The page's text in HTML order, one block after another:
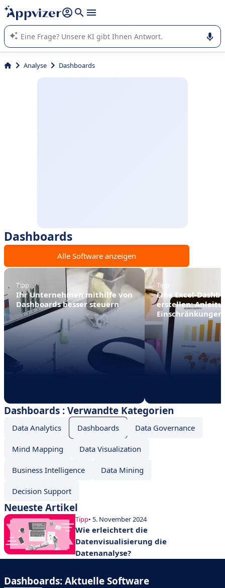
beantworten (mehrere Zeilen mit
Die KI von Appvizer führt Sie bei der Nutzung oder Auswahl
von SaaS-Software in Unternehmen.
Analyse Dashboards
Dashboards
Alle Software anzeigen
Tipp
Ihr Unternehmen mithilfe von
Dashboards besser steuern
Tipp
Eine Excel-
erstellen:
Einschränkungen
Dashboards : Verwandte Kategorien
Data Analytics Dashboards Data Governance
Mind Mapping Data Visualization
Business Intelligence Data Mining
Decision Support
Neueste Artikel
Tipp• 5. November 2024
Wie erleichtert die
Datenvisualisierung die
Datenanalyse?
Dashboards: Aktuelle Software